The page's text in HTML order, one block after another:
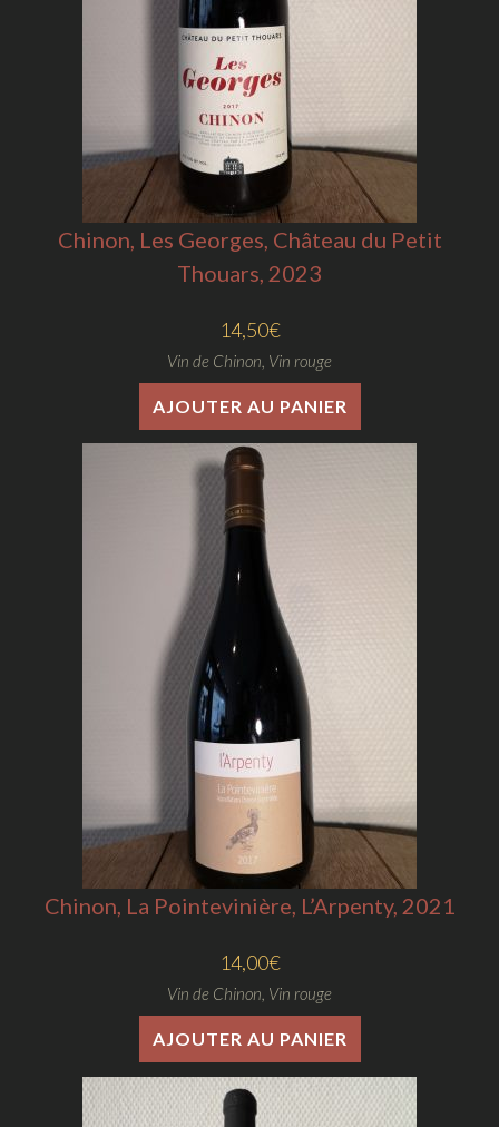
Chinon, Les Georges, Château du Petit
Thouars, 2023
14,50€
Vin de Chinon Vin rouge
AJOUTER AU PANIER
Chinon, La Pointevinière, L’Arpenty, 2021
14,00€
Vin de Chinon, Vin rouge
AJOUTER AU PANIER